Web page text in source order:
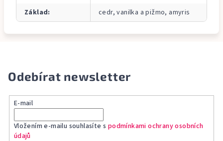
Základ: cedr, vanilka a pižmo, amyris
Odebírat newsletter
E-mail
Vložením e-mailu souhlasíte s podmínkami ochrany osobních
údajů